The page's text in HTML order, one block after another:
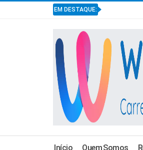
EM DESTAQUE:
Início Quem Somos